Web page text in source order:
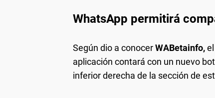
WhatsApp permitirá
Según dio a conocerWABetainfo,
aplicación contará con un nuevo
inferior derecha de la sección de